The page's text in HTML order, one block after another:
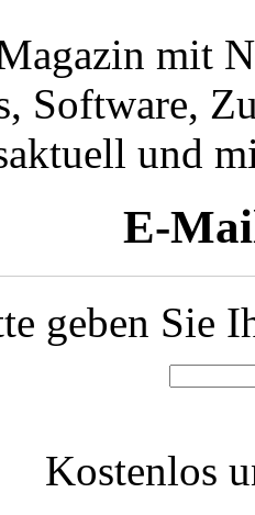
mit
Software,
und
E-
geben Sie
Kostenlos